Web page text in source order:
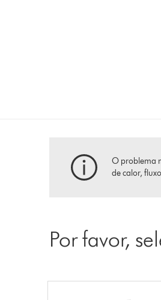
O problema
de calor,
Por favor,